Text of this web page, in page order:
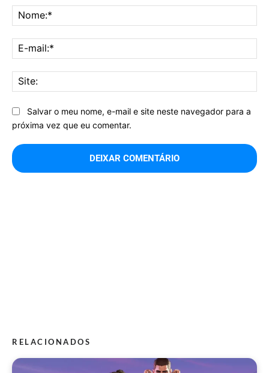
Salvar o meu nome, e-mail e site neste navegador para a
próxima vez que eu comentar.
RELACIONADOS